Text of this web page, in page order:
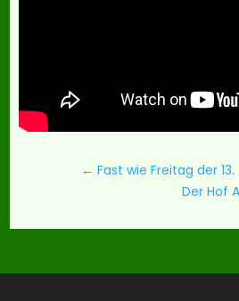
←Fast wie Freitag der 13.
Der Hof